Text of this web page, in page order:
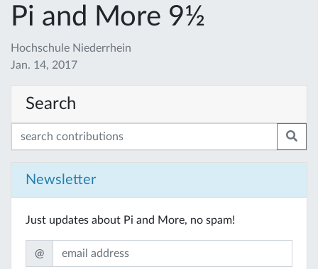
Pi and More 9½
Hochschule Niederrhein
Jan. 14, 2017
Search
Newsletter
Just updates about Pi and More, no spam!
@